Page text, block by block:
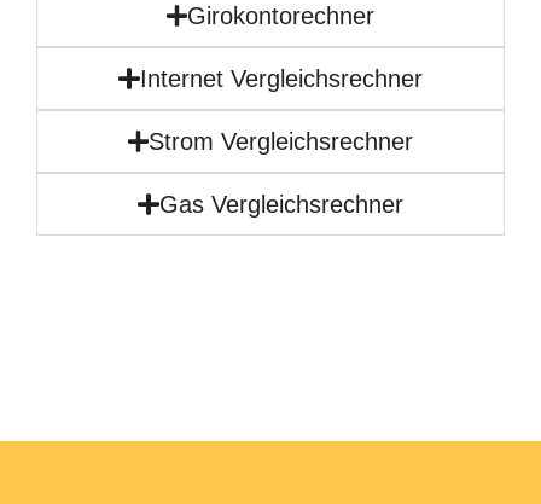
Girokontorechner
Internet Vergleichsrechner
Strom Vergleichsrechner
Gas Vergleichsrechner